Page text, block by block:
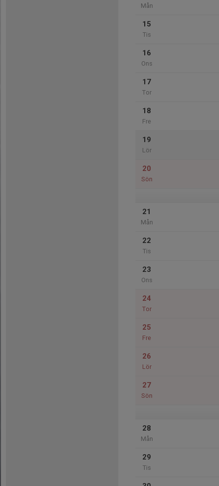
Mån
15
Tis
16
Ons
17
Tor
18
Fre
19
Lör
20
Sön
21
Mån
22
Tis
23
Ons
24
Tor
25
Fre
26
Lör
27
Sön
28
Mån
29
Tis